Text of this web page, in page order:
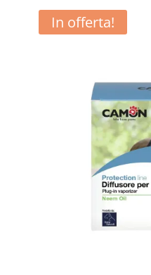
In offerta!